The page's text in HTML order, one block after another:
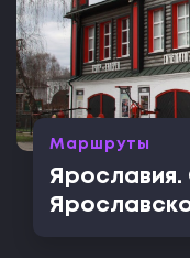
Маршруты